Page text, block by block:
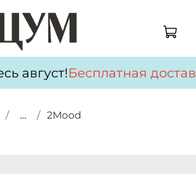
август!Бесплатная
... 2Mood